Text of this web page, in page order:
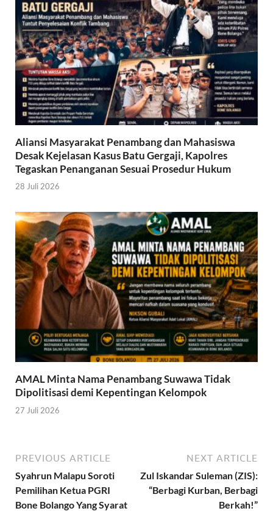
Aliansi Masyarakat Penambang dan Mahasiswa
Desak Kejelasan Kasus Batu Gergaji, Kapolres
Tegaskan Penanganan Sesuai Prosedur Hukum
28 Juli 2026
AMAL Minta Nama Penambang Suwawa Tidak
Dipolitisasi demi Kepentingan Kelompok
27 Juli 2026
PREVIOUS ARTICLE
Syahrun Malapu Soroti
Pemilihan Ketua PGRI
Bone Bolango Yang Syarat
NEXT ARTICLE
Zul Iskandar Suleman (ZIS):
“Berbagi Kurban, Berbagi
Berkah!”